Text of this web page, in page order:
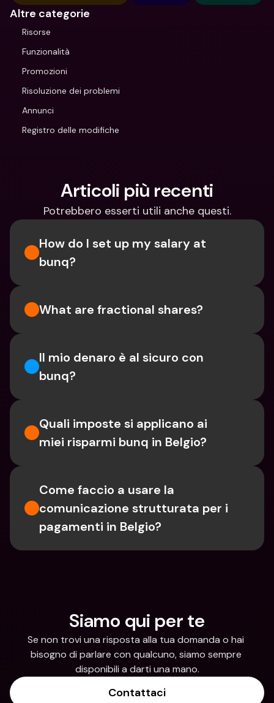
Altre categorie
Risorse
Funzionalità
Promozioni
Risoluzione dei problemi
Annunci
Registro delle modifiche
Articoli più recenti
Potrebbero esserti utili anche questi.
How do I set up my salary at
bunq?
What are fractional shares?
Il mio denaro è al sicuro con
bunq?
Quali imposte si applicano ai
miei risparmi bunq in Belgio?
Come faccio a usare la
comunicazione strutturata per i
pagamenti in Belgio?
Siamo qui per te
Se non trovi una risposta alla tua domanda o hai
bisogno di parlare con qualcuno, siamo sempre
disponibili a darti una mano.
Contattaci